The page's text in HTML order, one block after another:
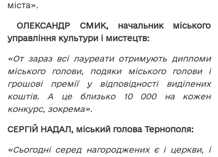
міста».
ОЛЕКСАНДР СМИК, начальник міського
управління культури і мистецтв:
«От зараз всі лауреати отримують дипломи
міського голови, подяки міського голови і
грошові премії у відповідності виділених
коштів. А це близько 10 000 на кожен
конкурс, зокрема».
СЕРГІЙ НАДАЛ, міський голова Тернополя:
«Сьогодні серед нагороджених є і церкви, і